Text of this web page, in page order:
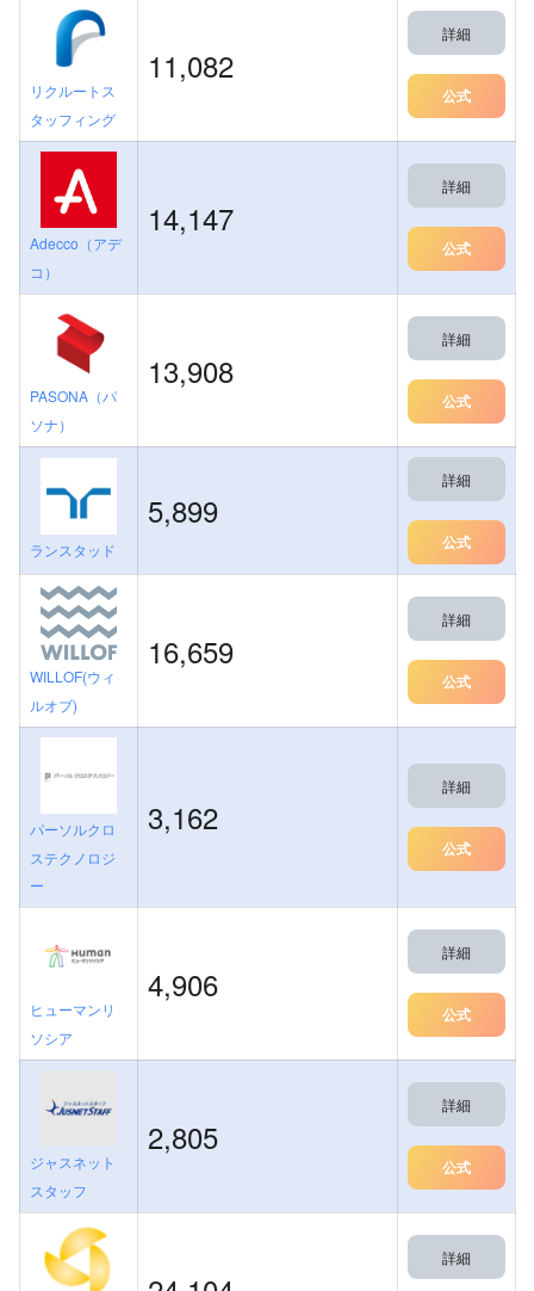
リクルートス
タッフィング
11,082
詳細
公式
Adecco（アデ
コ）
14,147
詳細
公式
PASONA（パ
ソナ）
13,908
詳細
公式
ランスタッド
5,899
詳細
公式
WILLOF(ウィ
ルオブ)
16,659
詳細
公式
パーソルクロ
ステクノロジ
ー
3,162
詳細
公式
ヒューマンリ
ソシア
4,906
詳細
公式
ジャスネット
スタッフ
2,805
詳細
公式
詳細